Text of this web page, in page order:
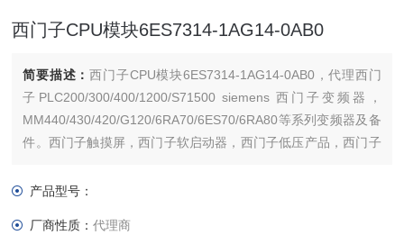
西门子CPU模块6ES7314-1AG14-0AB0
简要描述：西门子CPU模块6ES7314-1AG14-0AB0，代理西门
子PLC200/300/400/1200/S71500 siemens 西门子变频器，
MM440/430/420/G120/6RA70/6ES70/6RA80等系列变频器及备
件。西门子触摸屏，西门子软启动器，西门子低压产品，西门子
本公司购买的产品，保证*，假一罚十，质保一年
产品型号：
厂商性质：代理商